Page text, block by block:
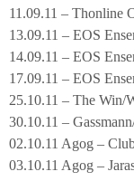
11.09.11 – Thonline
13.09.11 – EOS
14.09.11 – EOS
17.09.11 – EOS
25.10.11 – The Win/
30.10.11 –
02.10.11 Agog –
03.10.11 Agog –